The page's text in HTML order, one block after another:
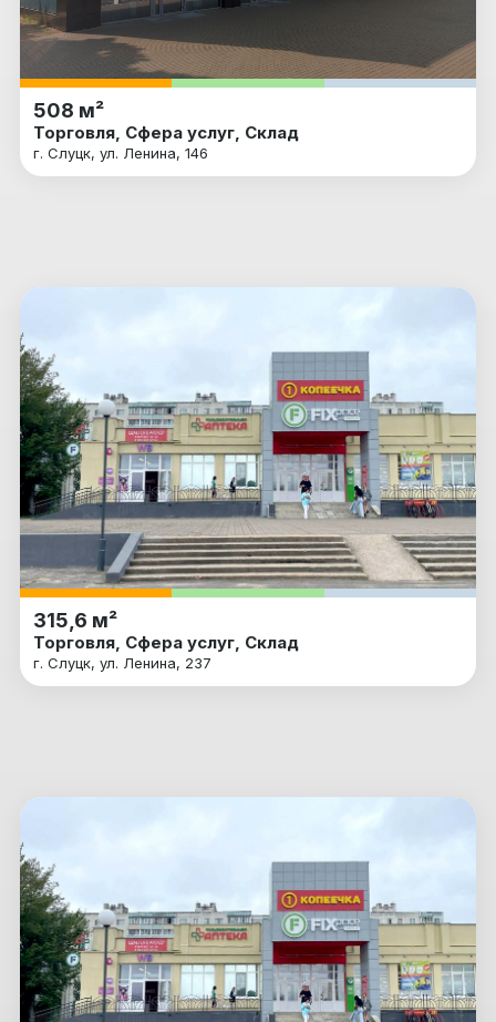
508 м²
Торговля, Сфера услуг, Склад
г. Слуцк, ул. Ленина, 146
315,6 м²
Торговля, Сфера услуг, Склад
г. Слуцк, ул. Ленина, 237